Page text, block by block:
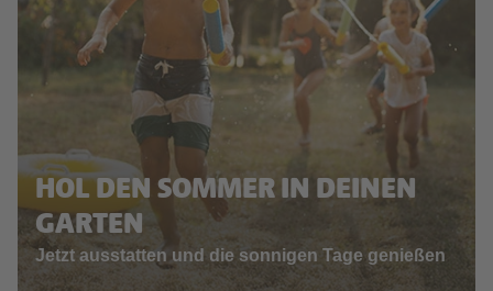
HOL DEN SOMMER IN DEINEN
GARTEN
Jetzt ausstatten und die sonnigen Tage genießen